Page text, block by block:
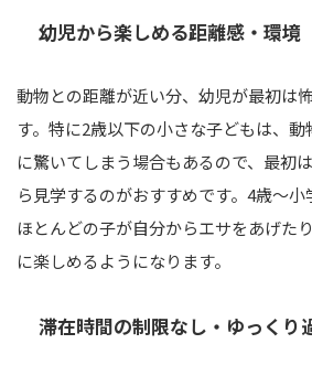
幼児から楽しめる距離感・環境
動物との距離が近い分、幼児が最初は
す。特に2歳以下の小さな子どもは、
に驚いてしまう場合もあるので、最初
ら見学するのがおすすめです。4歳〜小
ほとんどの子が自分からエサをあげた
に楽しめるようになります。
滞在時間の制限なし・ゆっくり